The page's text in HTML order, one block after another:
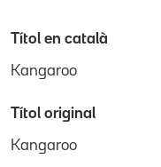
Títol en català
Kangaroo
Títol original
Kangaroo